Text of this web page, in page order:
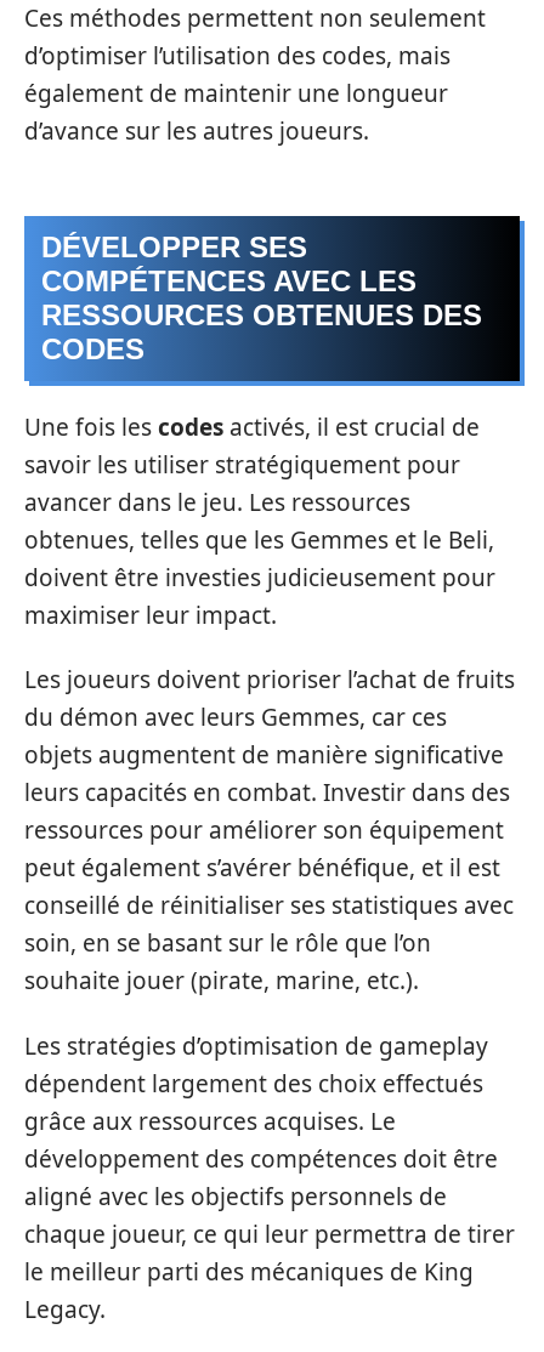
Ces méthodes permettent non seulement
d’optimiser l’utilisation des codes, mais
également de maintenir une longueur
d’avance sur les autres joueurs.
DÉVELOPPER SES
COMPÉTENCES AVEC LES
RESSOURCES OBTENUES DES
CODES
Une fois lescodes activés, il est crucial de
savoir les utiliser stratégiquement pour
avancer dans le jeu. Les ressources
obtenues, telles que les Gemmes et le Beli,
doivent être investies judicieusement pour
maximiser leur impact.
Les joueurs doivent prioriser l’achat de fruits
du démon avec leurs Gemmes, car ces
objets augmentent de manière significative
leurs capacités en combat. Investir dans des
ressources pour améliorer son équipement
peut également s’avérer bénéfique, et il est
conseillé de réinitialiser ses statistiques avec
soin, en se basant sur le rôle que l’on
souhaite jouer (pirate, marine, etc.).
Les stratégies d’optimisation de gameplay
dépendent largement des choix effectués
grâce aux ressources acquises. Le
développement des compétences doit être
aligné avec les objectifs personnels de
chaque joueur, ce qui leur permettra de tirer
le meilleur parti des mécaniques de King
Legacy.